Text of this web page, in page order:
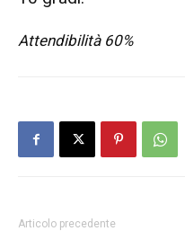
Attendibilità 60%
Articolo precedente